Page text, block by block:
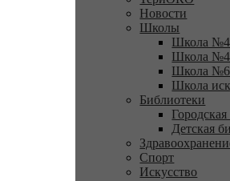
Новости
Школы
Школа
Школа
Школа
Школа
Библиотеки
Детская
Спорт
Искусство